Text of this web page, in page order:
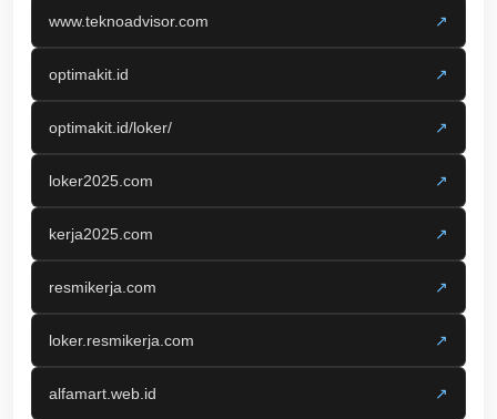
www.teknoadvisor.com ↗
optimakit.id ↗
optimakit.id/loker/ ↗
loker2025.com ↗
kerja2025.com ↗
resmikerja.com ↗
loker.resmikerja.com ↗
alfamart.web.id ↗